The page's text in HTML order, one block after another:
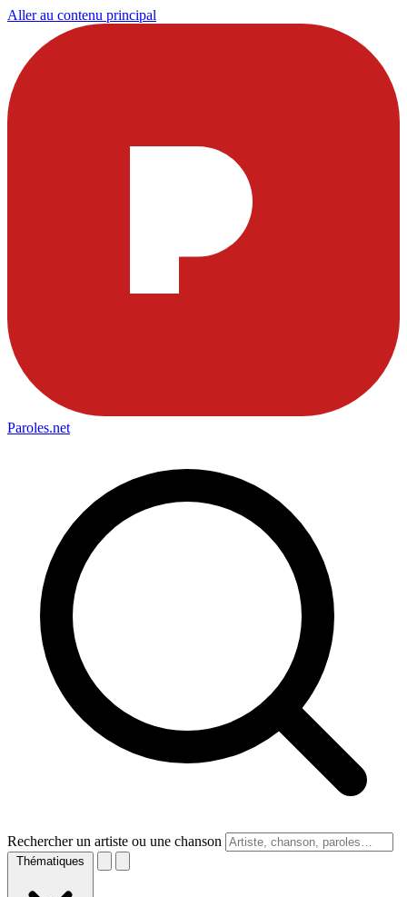
Aller au contenu principal
Paroles.net
Rechercher un artiste ou une chanson
Thématiques